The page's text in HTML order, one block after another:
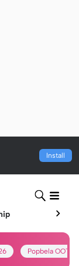
Install
Popbela OOTD